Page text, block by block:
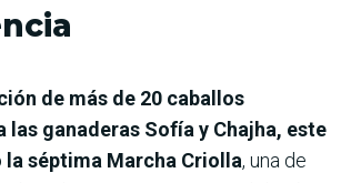
de más de 20 caballos
las ganaderas Sofía y Chajha, este
la séptima Marcha Criolla, una de